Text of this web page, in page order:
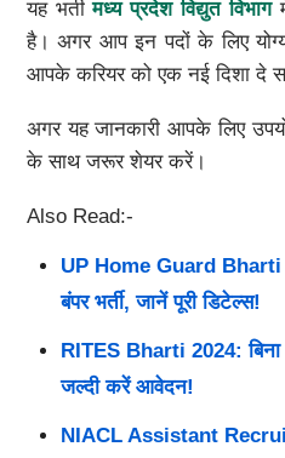
यह भर्तीमध्य प्रदेश विद्युत विभाग
है। अगर आप इन पदों के लिए
आपके करियर को एक नई दिशा दे
अगर यह जानकारी आपके लिए
के साथ जरूर शेयर करें।
Also Read:-
UP Home Guard Bharti
बंपर भर्ती, जानें पूरी डिटेल्स!
RITES Bharti 2024: बिना
जल्दी करें आवेदन!
NIACL Assistant